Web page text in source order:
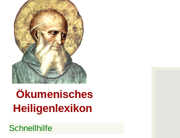
Ökumenisches
Heiligenlexikon
Schnellhilfe